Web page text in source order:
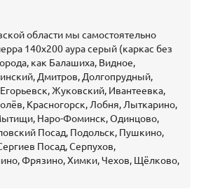
области мы самостоятельно
140х200 аура серый (каркас без
как Балашиха, Видное,
Дмитров, Долгопрудный,
Жуковский, Ивантеевка,
Красногорск, Лобня, Лыткарино,
Наро-Фоминск, Одинцово,
Посад, Подольск, Пушкино,
Посад, Серпухов,
Фрязино, Химки, Чехов, Щёлково,